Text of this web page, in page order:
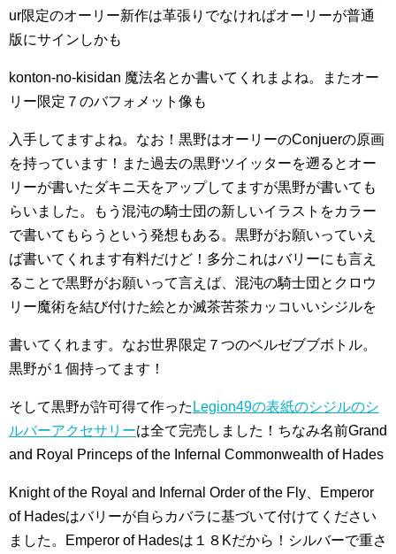
ur限定のオーリー新作は革張りでなければオーリーが普通
版にサインしかも
konton-no-kisidan 魔法名とか書いてくれまよね。またオー
リー限定７のバフォメット像も
入手してますよね。なお！黒野はオーリーのConjuerの原画
を持っています！また過去の黒野ツイッターを遡るとオー
リーが書いたダキニ天をアップしてますが黒野が書いても
らいました。もう混沌の騎士団の新しいイラストをカラー
で書いてもらうという発想もある。黒野がお願いっていえ
ば書いてくれます有料だけど！多分これはバリーにも言え
ることで黒野がお願いって言えば、混沌の騎士団とクロウ
リー魔術を結び付けた絵とか滅茶苦茶カッコいいシジルを
書いてくれます。なお世界限定７つのベルゼブブボトル。
黒野が１個持ってます！
そして黒野が許可得て作った Legion49の表紙のシジルのシ
ルバーアクセサリーは全て完売しました！ちなみ名前Grand
and Royal Princeps of the Infernal Commonwealth of Hades
Knight of the Royal and Infernal Order of the Fly、Emperor
of Hadesはバリーが自らカバラに基づいて付けてください
ました。Emperor of Hadesは１８Kだから！シルバーで重さ